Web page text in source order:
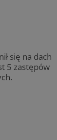
się na dach
5 zastępów